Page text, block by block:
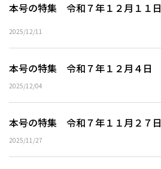
本号の特集 令和７年１２月１１日
2025/12/11
本号の特集 令和７年１２月４日
2025/12/04
本号の特集 令和７年１１月２７日
2025/11/27